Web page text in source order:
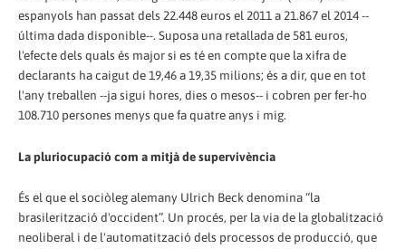
espanyols han passat dels 22.448 euros el 2011 a 21.867 el 2014 --
última dada disponible--. Suposa una retallada de 581 euros,
l'efecte dels quals és major si es té en compte que la xifra de
declarants ha caigut de 19,46 a 19,35 milions; és a dir, que en tot
l'any treballen --ja sigui hores, dies o mesos-- i cobren per fer-ho
108.710 persones menys que fa quatre anys i mig.
La pluriocupació com a mitjà de supervivència
És el que el sociòleg alemany Ulrich Beck denomina “la
brasilerització d'occident”. Un procés, per la via de la globalització
neoliberal i de l'automatització dels processos de producció, que